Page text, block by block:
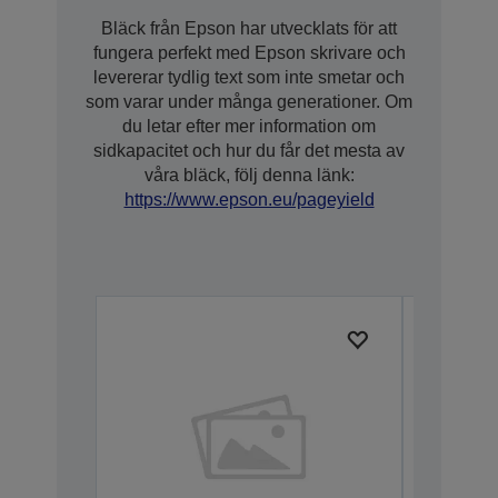
Bläck från Epson har utvecklats för att
fungera perfekt med Epson skrivare och
levererar tydlig text som inte smetar och
som varar under många generationer. Om
du letar efter mer information om
sidkapacitet och hur du får det mesta av
våra bläck, följ denna länk:
https://www.epson.eu/pageyield